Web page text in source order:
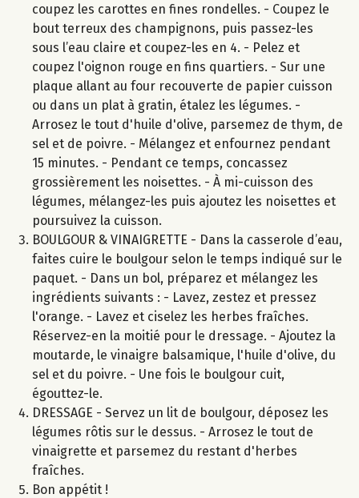
coupez les carottes en fines rondelles. - Coupez le
bout terreux des champignons, puis passez-les
sous l’eau claire et coupez-les en 4. - Pelez et
coupez l'oignon rouge en fins quartiers. - Sur une
plaque allant au four recouverte de papier cuisson
ou dans un plat à gratin, étalez les légumes. -
Arrosez le tout d'huile d'olive, parsemez de thym, de
sel et de poivre. - Mélangez et enfournez pendant
15 minutes. - Pendant ce temps, concassez
grossièrement les noisettes. - À mi-cuisson des
légumes, mélangez-les puis ajoutez les noisettes et
poursuivez la cuisson.
BOULGOUR & VINAIGRETTE - Dans la casserole d’eau,
faites cuire le boulgour selon le temps indiqué sur le
paquet. - Dans un bol, préparez et mélangez les
ingrédients suivants : - Lavez, zestez et pressez
l'orange. - Lavez et ciselez les herbes fraîches.
Réservez-en la moitié pour le dressage. - Ajoutez la
moutarde, le vinaigre balsamique, l'huile d'olive, du
sel et du poivre. - Une fois le boulgour cuit,
égouttez-le.
DRESSAGE - Servez un lit de boulgour, déposez les
légumes rôtis sur le dessus. - Arrosez le tout de
vinaigrette et parsemez du restant d'herbes
fraîches.
Bon appétit !